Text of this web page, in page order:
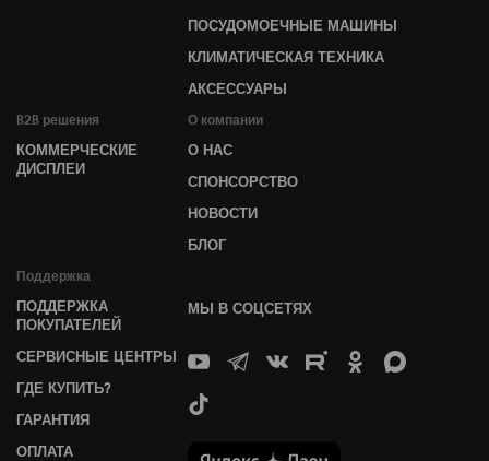
ПОСУДОМОЕЧНЫЕ МАШИНЫ
КЛИМАТИЧЕСКАЯ ТЕХНИКА
АКСЕССУАРЫ
B2B решения
КОММЕРЧЕСКИЕ
ДИСПЛЕИ
О компании
О НАС
СПОНСОРСТВО
НОВОСТИ
БЛОГ
Поддержка
ПОДДЕРЖКА
ПОКУПАТЕЛЕЙ
СЕРВИСНЫЕ ЦЕНТРЫ
ГДЕ КУПИТЬ?
ГАРАНТИЯ
ОПЛАТА
МЫ В СОЦСЕТЯХ